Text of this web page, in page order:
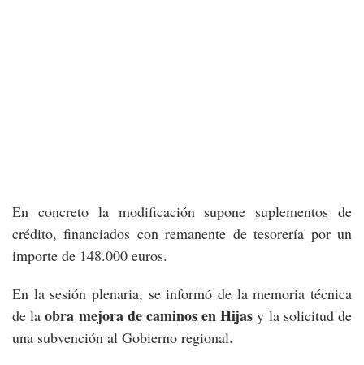
En concreto la modificación supone suplementos de
crédito, financiados con remanente de tesorería por un
importe de 148.000 euros.
En la sesión plenaria, se informó de la memoria técnica
de laobra mejora de caminos en Hijas y la solicitud de
una subvención al Gobierno regional.